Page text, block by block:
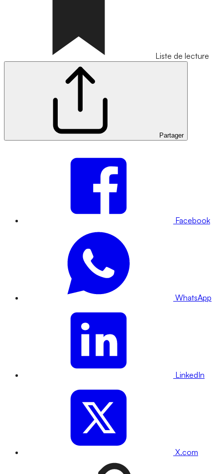
Liste de lecture
Partager
Facebook
WhatsApp
LinkedIn
X.com